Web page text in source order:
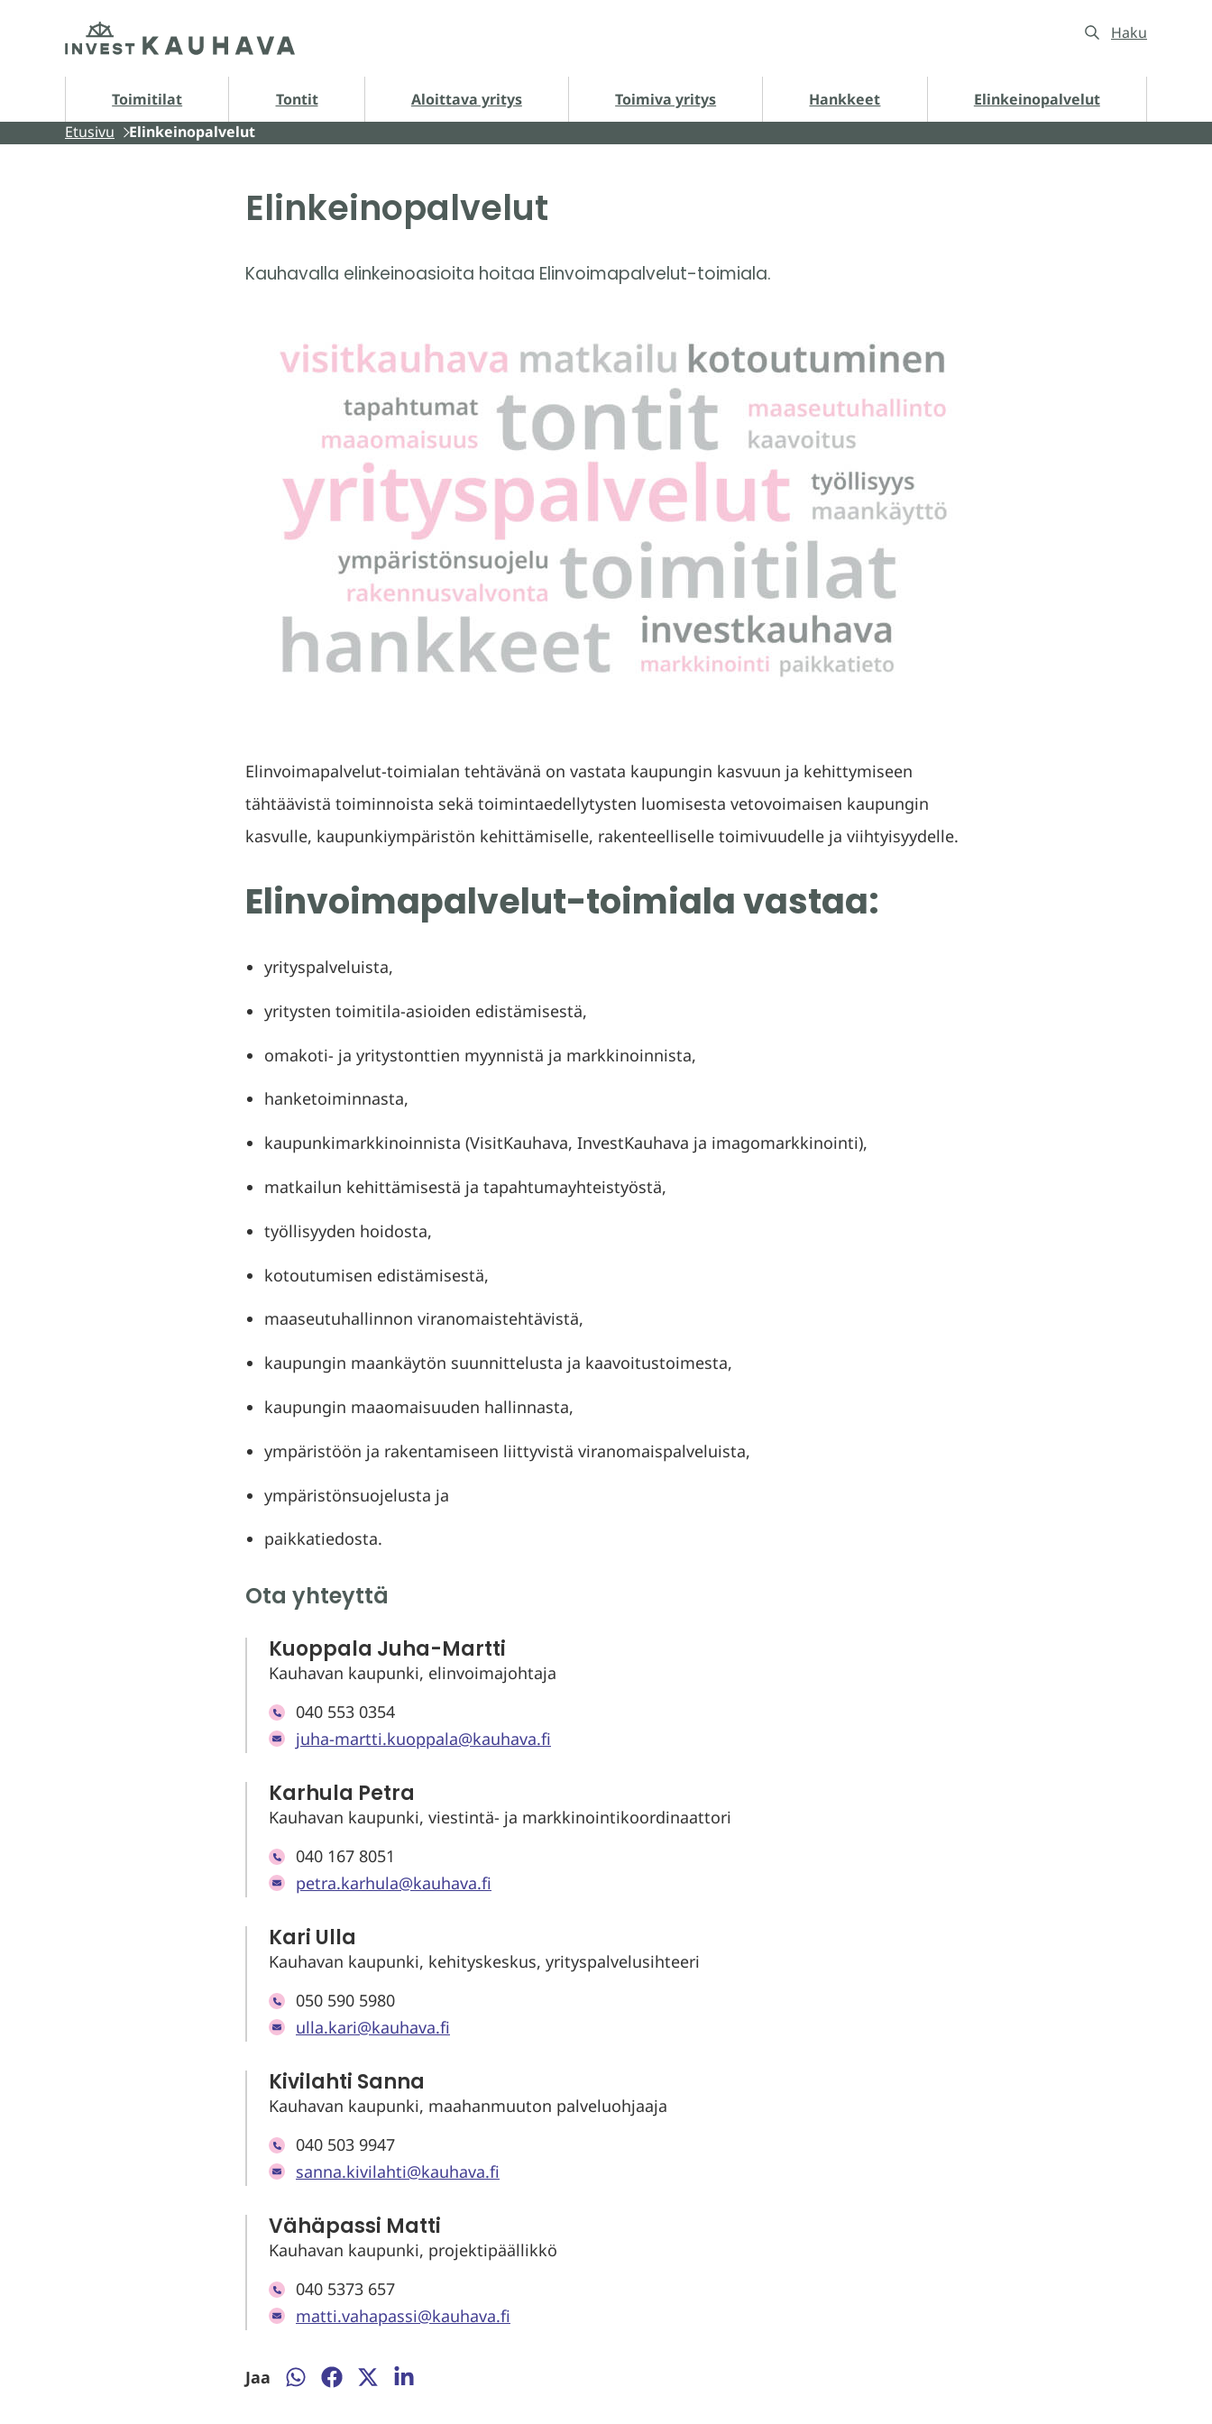
sisältöön
Etusivu Haku
Toimitilat Tontit
Tontit alasivut Aloittava yritys
Aloittava yritys alasivut Toimiva yritys
Toimiva yritys alasivut Hankkeet
Hankkeet alasivut
Elinkeinopalvelut
Etusivu
Elinkeinopalvelut
Elinkeinopalvelut
Kauhavalla elinkeinoasioita hoitaa Elinvoimapalvelut-toimiala.
Elinvoimapalvelut-toimialan tehtävänä on vastata kaupungin kasvuun ja kehittymiseen
tähtäävistä toiminnoista sekä toimintaedellytysten luomisesta vetovoimaisen kaupungin
kasvulle, kaupunkiympäristön kehittämiselle, rakenteelliselle toimivuudelle ja viihtyisyydelle.
Elinvoimapalvelut-toimiala vastaa:
yrityspalveluista,
yritysten toimitila-asioiden edistämisestä,
omakoti- ja yritystonttien myynnistä ja markkinoinnista,
hanketoiminnasta,
kaupunkimarkkinoinnista (VisitKauhava, InvestKauhava ja imagomarkkinointi),
matkailun kehittämisestä ja tapahtumayhteistyöstä,
työllisyyden hoidosta,
kotoutumisen edistämisestä,
maaseutuhallinnon viranomaistehtävistä,
kaupungin maankäytön suunnittelusta ja kaavoitustoimesta,
kaupungin maaomaisuuden hallinnasta,
ympäristöön ja rakentamiseen liittyvistä viranomaispalveluista,
ympäristönsuojelusta ja
paikkatiedosta.
Ota yhteyttä
Kuoppala Juha-Martti
Kauhavan kaupunki, elinvoimajohtaja
040 553 0354
juha-martti.kuoppala@kauhava.fi
Karhula Petra
Kauhavan kaupunki, viestintä- ja markkinointikoordinaattori
040 167 8051
petra.karhula@kauhava.fi
Kari Ulla
Kauhavan kaupunki, kehityskeskus, yrityspalvelusihteeri
050 590 5980
ulla.kari@kauhava.fi
Kivilahti Sanna
Kauhavan kaupunki, maahanmuuton palveluohjaaja
040 503 9947
sanna.kivilahti@kauhava.fi
Vähäpassi Matti
Kauhavan kaupunki, projektipäällikkö
040 5373 657
matti.vahapassi@kauhava.fi
Jaa
Jaa
Jaa
Jaa
Jaa